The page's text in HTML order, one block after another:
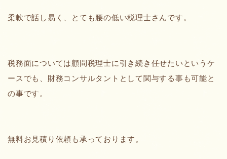
柔軟で話し易く、とても腰の低い税理士さんです。
税務面については顧問税理士に引き続き任せたいというケ
ースでも、財務コンサルタントとして関与する事も可能と
の事です。
無料お見積り依頼も承っております。